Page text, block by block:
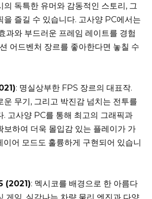
의 독특한 유머와 감동적인 스토리, 그
을 즐길 수 있습니다. 고사양 PC에서는
과와 부드러운 프레임 레이트를 경험
어드벤처 장르를 좋아한다면 놓칠 수
: 명실상부한 FPS 장르의 대표작.
운 무기, 그리고 박진감 넘치는 전투를
. 고사양 PC를 통해 최고의 그래픽과
보하여 더욱 몰입감 있는 플레이가 가
이어 모드도 훌륭하게 구현되어 있습니
(2021): 멕시코를 배경으로 한 아름다